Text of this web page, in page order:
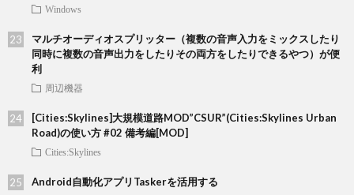
Windows
マルチオーディオスプリッター（複数の音声入力をミックスしたり
同時に複数の音声出力をしたりその両方をしたりできるやつ）が便
利
周辺機器
[Cities:Skylines]大規模道路MOD”CSUR”(Cities:Skylines Urban
Road)の使い方 #02 備考編[MOD]
Cities:Skylines
Android自動化アプリTaskerを活用する